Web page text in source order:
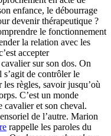
enfance, le débourrage
devenir thérapeutique ?
le fonctionnement
la relation avec les
accepter
sur son dos. On
s’agit de contrôler le
les règles, savoir jusqu’où
C’est un monde
cavalier et son cheval.
de l’autre. Marion
rappelle les paroles du